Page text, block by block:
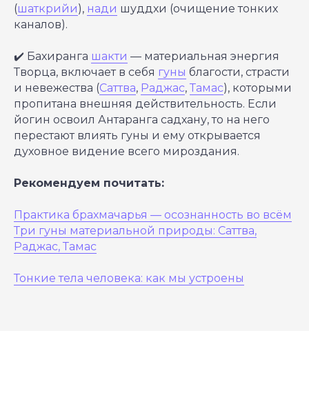
(шаткрийи), нади шуддхи (очищение тонких
каналов).
✔️ Бахиранга шакти — материальная энергия
Творца, включает в себя гуны благости, страсти
и невежества (Саттва, Раджас, Тамас), которыми
пропитана внешняя действительность. Если
йогин освоил Антаранга садхану, то на него
перестают влиять гуны и ему открывается
духовное видение всего мироздания.
Рекомендуем почитать:
Практика брахмачарья — осознанность во всём
Три гуны материальной природы: Саттва,
Раджас, Тамас
Тонкие тела человека: как мы устроены